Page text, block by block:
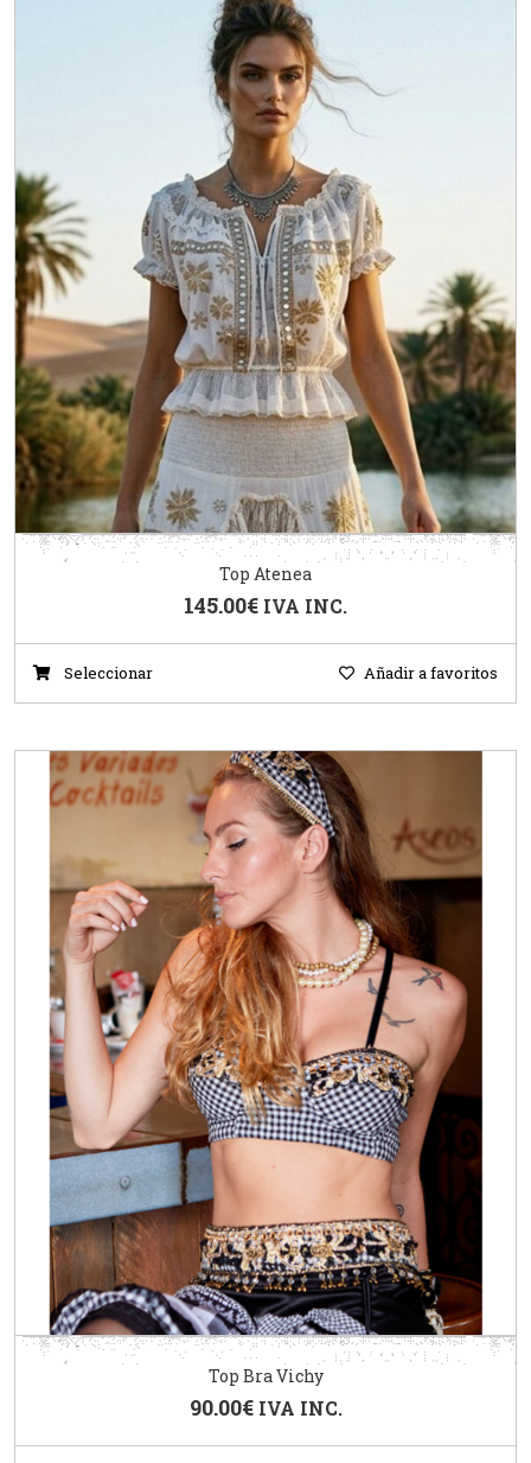
Top Atenea
145.00€ IVA INC.
Seleccionar Añadir a favoritos
Top Bra Vichy
90.00€ IVA INC.